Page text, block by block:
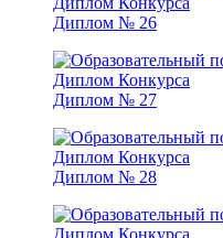
Диплом № 26
Диплом № 27
Диплом № 28